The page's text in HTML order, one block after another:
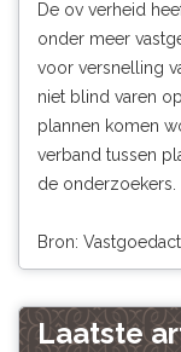
De ov verheid
onder meer
voor versnelling
niet blind varen
plannen komen
verband tussen
de onderzoekers.
Bron:
Laatste